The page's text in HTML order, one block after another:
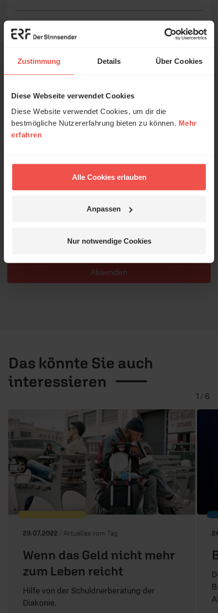
Zustimmung Details Über Cookies
Diese Webseite verwendet Cookies
Diese Website verwendet Cookies, um dir die
bestmögliche Nutzererfahrung bieten zu können. Mehr
erfahren
Alle Cookies erlauben
Anpassen
Nur notwendige Cookies
Kommentar:
Meinen Kommentar nicht öffentlich teilen.
Verbesserung unseres Online-Angebots
ausgewertet werden. Es erfolgt keine Weitergabe
Ihrer Daten an Dritte. Näheres siehe
Veröffentlichung besteht nicht. Bitte beachten Sie beim
Schreiben Ihres Kommentars unsere
Absenden
Das könnte Sie auch
interessieren
29.07.2022 / Aktuelles vom Tag
Wenn das Geld nicht mehr
zum Leben reicht
Hilfe von der Schuldnerberatung der
Diakonie.
1 / 6